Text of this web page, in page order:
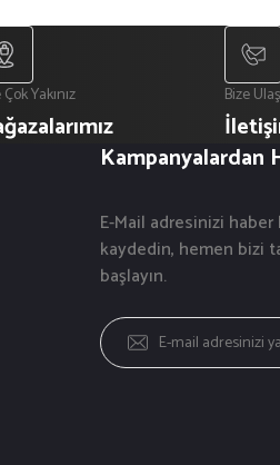
Yakınız Bize
Kampanyalardan
E-Mail adresinizi
kaydedin, hemen bizi
başlayın.